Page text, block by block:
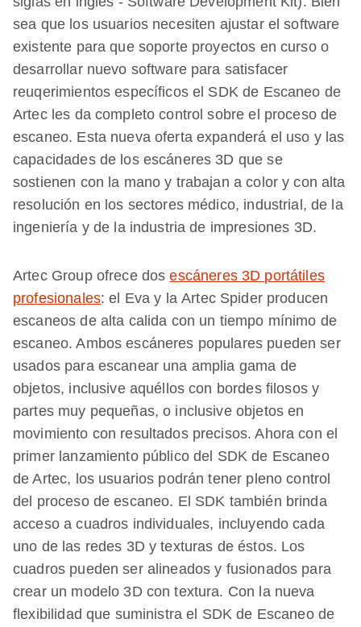
sea que los usuarios necesiten ajustar el software
existente para que soporte proyectos en curso o
desarrollar nuevo software para satisfacer
reuqerimientos específicos el SDK de Escaneo de
Artec les da completo control sobre el proceso de
escaneo. Esta nueva oferta expanderá el uso y las
capacidades de los escáneres 3D que se
sostienen con la mano y trabajan a color y con alta
resolución en los sectores médico, industrial, de la
ingeniería y de la industria de impresiones 3D.
Artec Group ofrece dosescáneres 3D portátiles
profesionales: el Eva y la Artec Spider producen
escaneos de alta calida con un tiempo mínimo de
escaneo. Ambos escáneres populares pueden ser
usados para escanear una amplia gama de
objetos, inclusive aquéllos con bordes filosos y
partes muy pequeñas, o inclusive objetos en
movimiento con resultados precisos. Ahora con el
primer lanzamiento público del SDK de Escaneo
de Artec, los usuarios podrán tener pleno control
del proceso de escaneo. El SDK también brinda
acceso a cuadros individuales, incluyendo cada
uno de las redes 3D y texturas de éstos. Los
cuadros pueden ser alineados y fusionados para
crear un modelo 3D con textura. Con la nueva
flexibilidad que suministra el SDK de Escaneo de